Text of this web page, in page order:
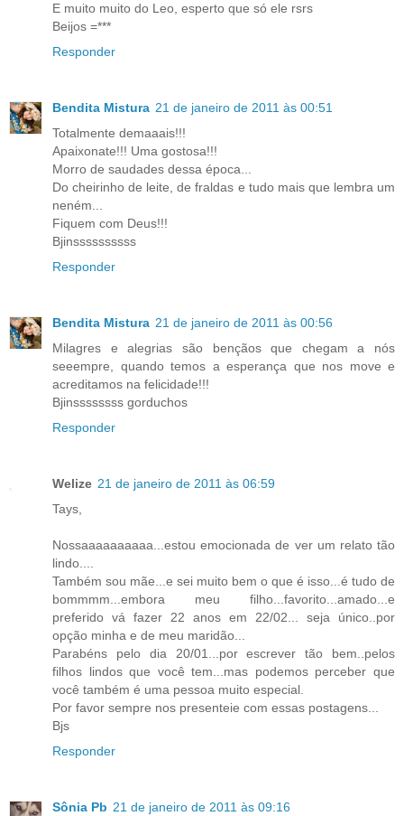
E muito muito do Leo, esperto que só ele rsrs
Beijos =***
Responder
Bendita Mistura 21 de janeiro de 2011 às 00:51
Totalmente demaaais!!!
Apaixonate!!! Uma gostosa!!!
Morro de saudades dessa época...
Do cheirinho de leite, de fraldas e tudo mais que lembra um
neném...
Fiquem com Deus!!!
Bjinssssssssss
Responder
Bendita Mistura 21 de janeiro de 2011 às 00:56
Milagres e alegrias são bençãos que chegam a nós
seeempre, quando temos a esperança que nos move e
acreditamos na felicidade!!!
Bjinssssssss gorduchos
Responder
Welize 21 de janeiro de 2011 às 06:59
Tays,
Nossaaaaaaaaaa...estou emocionada de ver um relato tão
lindo....
Também sou mãe...e sei muito bem o que é isso...é tudo de
bommmm...embora meu filho...favorito...amado...e
preferido vá fazer 22 anos em 22/02... seja único..por
opção minha e de meu maridão...
Parabéns pelo dia 20/01...por escrever tão bem..pelos
filhos lindos que você tem...mas podemos perceber que
você também é uma pessoa muito especial.
Por favor sempre nos presenteie com essas postagens...
Bjs
Responder
Sônia Pb 21 de janeiro de 2011 às 09:16